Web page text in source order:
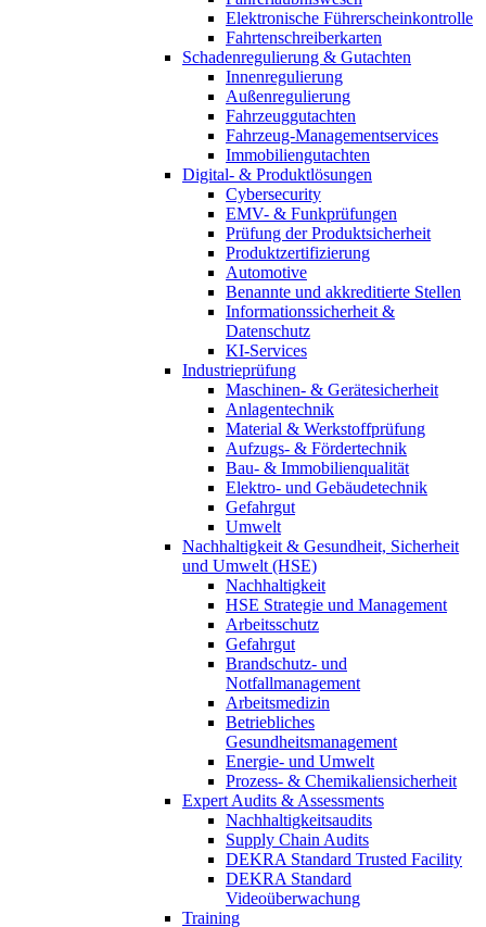
Elektronische Führerscheinkontrolle
Fahrtenschreiberkarten
Schadenregulierung & Gutachten
Innenregulierung
Außenregulierung
Fahrzeuggutachten
Fahrzeug-Managementservices
Immobiliengutachten
Digital- & Produktlösungen
Cybersecurity
EMV- & Funkprüfungen
Prüfung der Produktsicherheit
Produktzertifizierung
Automotive
Benannte und akkreditierte Stellen
Informationssicherheit &
Datenschutz
KI-Services
Industrieprüfung
Maschinen- & Gerätesicherheit
Anlagentechnik
Material & Werkstoffprüfung
Aufzugs- & Fördertechnik
Bau- & Immobilienqualität
Elektro- und Gebäudetechnik
Gefahrgut
Umwelt
Nachhaltigkeit & Gesundheit, Sicherheit
und Umwelt (HSE)
Nachhaltigkeit
HSE Strategie und Management
Arbeitsschutz
Gefahrgut
Brandschutz- und
Notfallmanagement
Arbeitsmedizin
Betriebliches
Gesundheitsmanagement
Energie- und Umwelt
Prozess- & Chemikaliensicherheit
Expert Audits & Assessments
Nachhaltigkeitsaudits
Supply Chain Audits
DEKRA Standard Trusted Facility
DEKRA Standard
Videoüberwachung
Training